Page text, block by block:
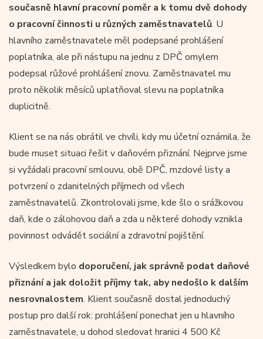
současně hlavní pracovní poměr a k tomu dvě dohody
o pracovní činnosti u různých zaměstnavatelů. U
hlavního zaměstnavatele měl podepsané prohlášení
poplatníka, ale při nástupu na jednu z DPČ omylem
podepsal růžové prohlášení znovu. Zaměstnavatel mu
proto několik měsíců uplatňoval slevu na poplatníka
duplicitně.
Klient se na nás obrátil ve chvíli, kdy mu účetní oznámila, že
bude muset situaci řešit v daňovém přiznání. Nejprve jsme
si vyžádali pracovní smlouvu, obě DPČ, mzdové listy a
potvrzení o zdanitelných příjmech od všech
zaměstnavatelů. Zkontrolovali jsme, kde šlo o srážkovou
daň, kde o zálohovou daň a zda u některé dohody vznikla
povinnost odvádět sociální a zdravotní pojištění.
Výsledkem bylo doporučení, jak správně podat daňové
přiznání a jak doložit příjmy tak, aby nedošlo k dalším
nesrovnalostem. Klient současně dostal jednoduchý
postup pro další rok: prohlášení ponechat jen u hlavního
zaměstnavatele, u dohod sledovat hranici 4 500 Kč